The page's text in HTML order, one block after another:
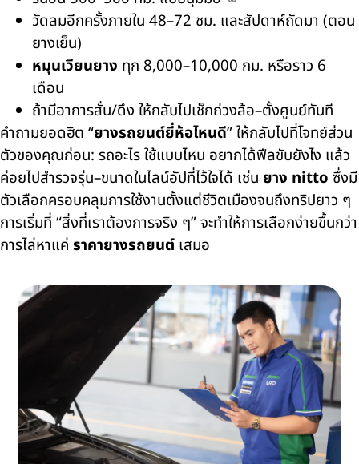
วัดลมอีกครั้งภายใน 48–72 ชม. และสัปดาห์ถัดมา (ตอน
ยางเย็น)
หมุนเวียนยาง ทุก 8,000–10,000 กม. หรือราว 6
เดือน
ถ้ามีอาการสั่น/ดึง ให้กลับไปเช็กถ่วงล้อ–ตั้งศูนย์ทันที
คำถามยอดฮิต “ยางรถยนต์ยี่ห้อไหนดี” ให้กลับไปที่โจทย์ส่วน
ตัวของคุณก่อน: รถอะไร ใช้แบบไหน อยากได้ฟีลขับยังไง แล้ว
ค่อยไปสำรวจรุ่น–ขนาดในไลน์อัปที่ไว้ใจได้ เช่น ยาง nitto ซึ่งมี
ตัวเลือกครอบคลุมการใช้งานตั้งแต่ชีวิตเมืองจนถึงทริปยาว ๆ
การเริ่มที่ “สิ่งที่เราต้องการจริง ๆ” จะทำให้การเลือกง่ายขึ้นกว่า
การไล่หาแค่ ราคายางรถยนต์ เสมอ